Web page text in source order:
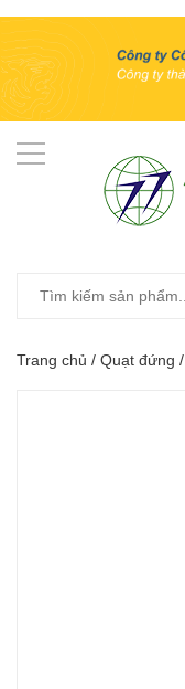
Trang chủ / Quạt đứng /